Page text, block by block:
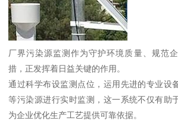
厂界污染源监测作为守护环境质量、规范
措，正发挥着日益关键的作用。
通过科学布设监测点位，运用先进的专业设
等污染源进行实时监测，这一系统不仅有助
为企业优化生产工艺提供可靠依据。